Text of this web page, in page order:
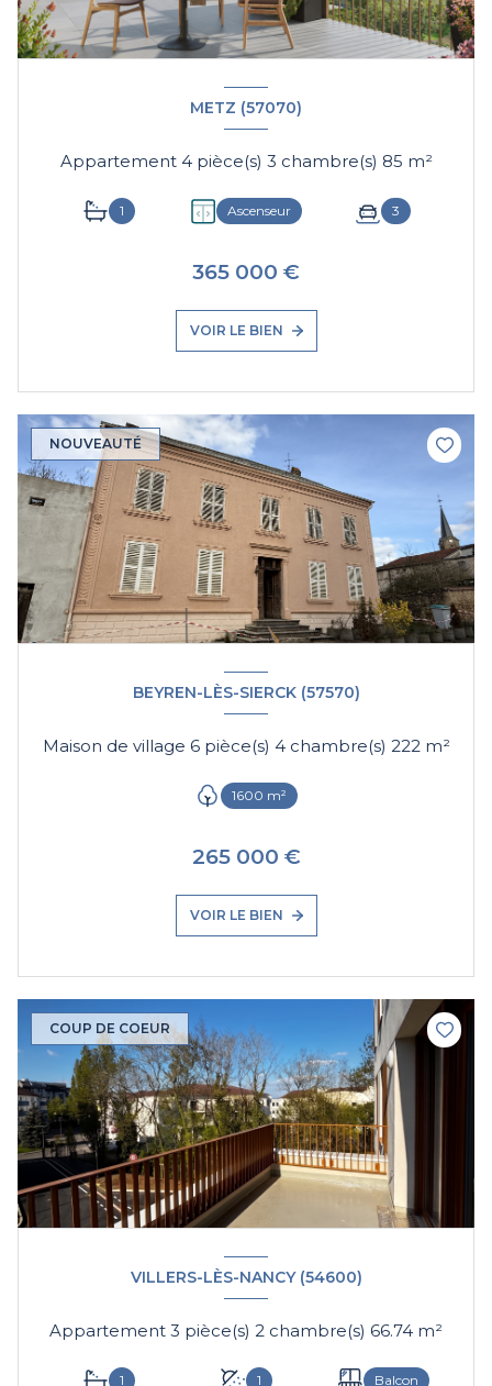
METZ (57070)
Appartement 4 pièce(s) 3 chambre(s) 85 m²
1 Ascenseur 3
365 000 €
VOIR LE BIEN
NOUVEAUTÉ
BEYREN-LÈS-SIERCK (57570)
Maison de village 6 pièce(s) 4 chambre(s) 222 m²
1600 m²
265 000 €
VOIR LE BIEN
COUP DE COEUR
VILLERS-LÈS-NANCY (54600)
Appartement 3 pièce(s) 2 chambre(s) 66.74 m²
1 1 Balcon